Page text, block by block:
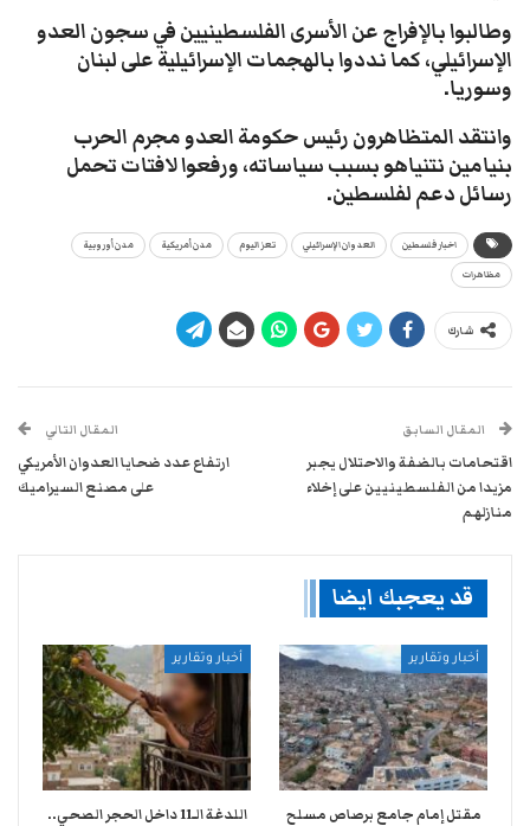
وطالبوا بالإفراج عن الأسرى الفلسطينيين في سجون العدو
الإسرائيلي، كما نددوا بالهجمات الإسرائيلية على لبنان
وسوريا.
وانتقد المتظاهرون رئيس حكومة العدو مجرم الحرب
بنيامين نتنياهو بسبب سياساته، ورفعوا لافتات تحمل
رسائل دعم لفلسطين.
اخبار فلسطين العدوان الإسرائيلي تعز اليوم مدن أمريكية مدن أوروبية
مظاهرات
شارك
المقال السابق
اقتحامات بالضفة والاحتلال يجبر
مزيدا من الفلسطينيين على إخلاء
منازلهم
المقال التالي
ارتفاع عدد ضحايا العدوان الأمريكي
على مصنع السيراميك
قد يعجبك ايضا
أخبار وتقارير
مقتل إمام جامع برصاص مسلح
أخبار وتقارير
اللدغة الـ11 داخل الحجر الصحي..